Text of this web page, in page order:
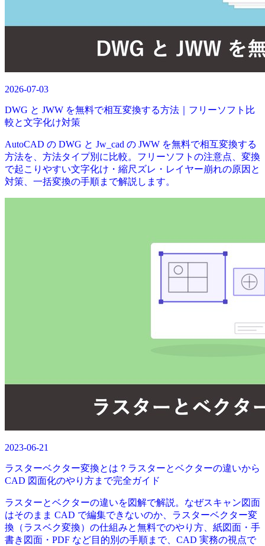
2026-07-03
DWG と JWW を無料で相互変換する方法｜フリーソフト比
較と文字化け対策
AutoCAD の DWG と Jw_cad の JWW を無料で相互変換する
方法を、方法タイプ別に比較。フリーソフトの注意点、変換
で起こりやすい文字化け・縮尺ズレ・レイヤー崩れの原因と
対策、一括変換の手順まで解説します。
2023-06-21
ラスターベクター変換とは？ラスターとベクターの違いから
CAD 図面化のやり方まで完全ガイド
ラスターとベクターの違いを図解で解説。なぜスキャン図面
はそのまま CAD で編集できないのか、ラスターベクター変
換（ラスベク変換）の仕組みと無料でのやり方、紙図面・手
書き図面・PDF など目的別の手順まで、CAD 実務の視点で